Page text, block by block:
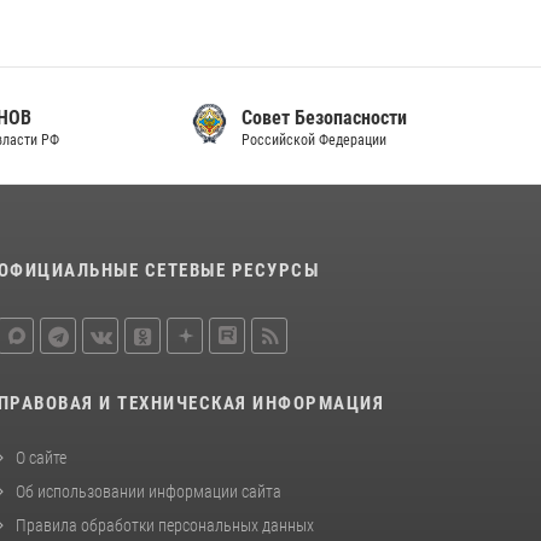
Совет Безопасности
Российской Федерации
СЕТЕВЫЕ РЕСУРСЫ
ПРАВОВАЯ И ТЕХНИЧЕСКАЯ ИНФОРМАЦИЯ
О сайте
Об использовании информации сайта
Правила обработки персональных данных